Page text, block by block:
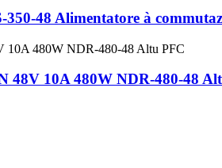
48 Alimentatore à
48V 10A 480W NDR-480-48